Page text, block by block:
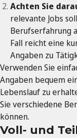
Achten Sie
relevante Jobs
Berufserfahrung
Fall reicht eine
Angaben zu
Verwenden Sie
Angaben bequem
Lebenslauf zu
Sie verschiedene
können.
Voll- und